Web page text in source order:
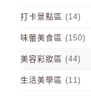
打卡景點區 (14)
味蕾美食區 (150)
美容彩妝區 (44)
生活美學區 (11)